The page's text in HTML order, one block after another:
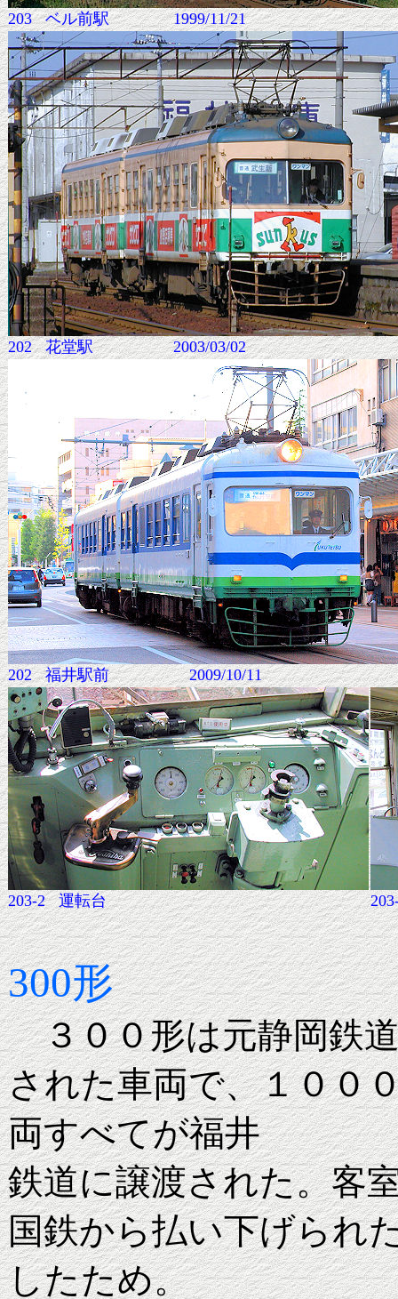
203 ベル前駅 1999/11/21
202 花堂駅 2003/03/02
202 福井駅前 2009/10/11
203-2 運転台
300形
３００形は元静岡鉄道
された車両で、１００
両すべてが福井
鉄道に譲渡された。客
国鉄から払い下げられ
したため。